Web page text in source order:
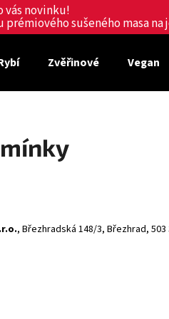
vás novinku!
sušeného masa
Zvěřinové Vegan
, Březhradská 148/3, Březhrad,